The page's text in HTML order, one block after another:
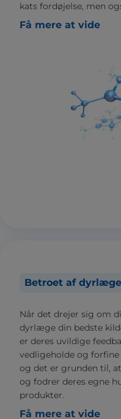
kats fordøjelse, men
Få mere at vide
Betroet af
Når det drejer sig om
dyrlæge din bedste
er deres uvildige
vedligeholde og
og det er grunden til,
og fodrer deres egne
produkter.
Få mere at vide